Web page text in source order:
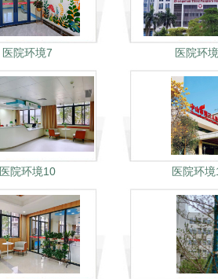
医院环境7 医院环
医院环境10 医院环境